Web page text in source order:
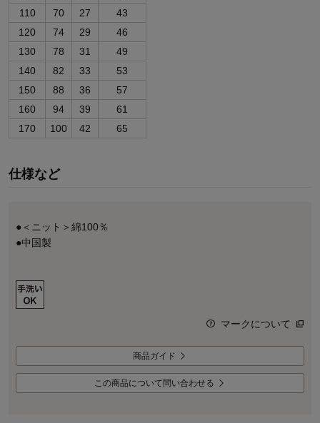
110
70 27
43
120
74 29
46
130
78 31
49
140
82 33
53
150
88 36
57
160
94 39
61
170
100 42 65
仕様など
●＜ニット＞綿100％
●中国製
マークについて
商品ガイド
この商品について問い合わせる